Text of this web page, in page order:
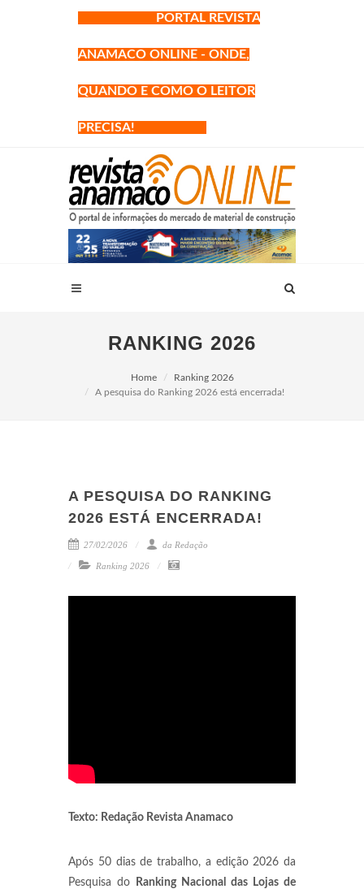
PORTAL REVISTA
ANAMACO ONLINE - ONDE,
QUANDO E COMO O LEITOR
PRECISA!
RANKING 2026
Home
Ranking 2026
A pesquisa do Ranking 2026 está encerrada!
A PESQUISA DO RANKING
2026 ESTÁ ENCERRADA!
27/02/2026 da Redação
Ranking 2026
Texto: Redação Revista Anamaco
Após 50 dias de trabalho, a edição 2026 da
Pesquisa do
Ranking Nacional das Lojas de